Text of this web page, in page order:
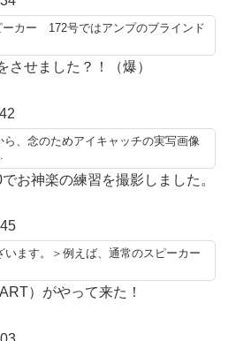
ーカー 172号ではアンプのブラインド
させました？！（爆）
、念のためアイキャッチの実写画像
お神楽の練習を撮影しました。
います。＞例えば、通常のスピーカー
）がやって来た！